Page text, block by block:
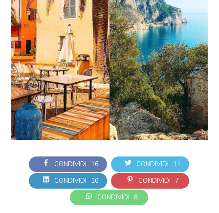
CONDIVIDI 16 CONDIVIDI 11
CONDIVIDI 10 CONDIVIDI 7
CONDIVIDI 8